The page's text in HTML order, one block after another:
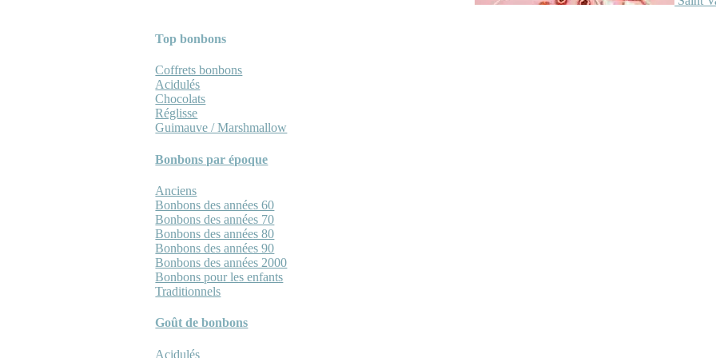
Top bonbons
Coffrets bonbons
Acidulés
Chocolats
Réglisse
Guimauve / Marshmallow
Bonbons par époque
Anciens
Bonbons des années 60
Bonbons des années 70
Bonbons des années 80
Bonbons des années 90
Bonbons des années 2000
Bonbons pour les enfants
Traditionnels
Goût de bonbons
Acidulés